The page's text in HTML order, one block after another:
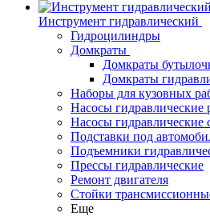
Инструмент гидравлический
Гидроцилиндры
Домкраты
Домкраты
Домкраты
Наборы для кузовных
Насосы гидравлические
Насосы
Подставки под
Подъемники
Прессы гидравлические
Ремонт двигателя
Стойки
Еще